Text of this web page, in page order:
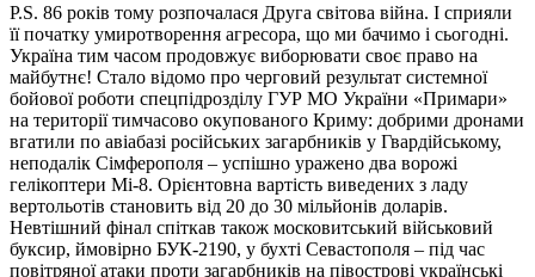
P.S. 86 років тому розпочалася Друга світова війна. І сприяли
її початку умиротворення агресора, що ми бачимо і сьогодні.
Україна тим часом продовжує виборювати своє право на
майбутнє! Стало відомо про черговий результат системної
бойової роботи спецпідрозділу ГУР МО України «Примари»
на території тимчасово окупованого Криму: добрими дронами
вгатили по авіабазі російських загарбників у Гвардійському,
неподалік Сімферополя – успішно уражено два ворожі
гелікоптери Мі-8. Орієнтовна вартість виведених з ладу
вертольотів становить від 20 до 30 мільйонів доларів.
Невтішний фінал спіткав також московитський військовий
буксир, ймовірно БУК-2190, у бухті Севастополя – під час
повітряної атаки проти загарбників на півострові українські